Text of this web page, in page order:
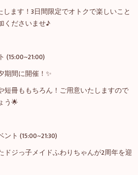
ます！3日間限定でオトクで楽しいこと
くださいませ♪
期間に開催！✨
短冊ももちろん！ご用意いたしますので
う🌟
ト (15:00~21:30)
ドジっ子メイドふわりちゃんが2周年を迎